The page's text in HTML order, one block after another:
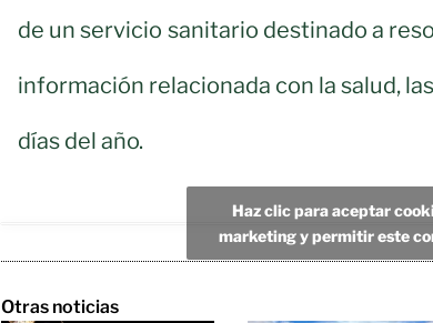
de un servicio sanitario destinado a
información relacionada con la salud,
días del año.
Haz clic para aceptar
marketing y permitir este
Otras noticias